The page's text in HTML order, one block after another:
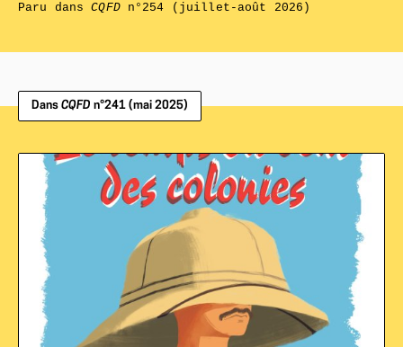
Paru dansCQFDn°254 (juillet-août 2026)
Dans CQFD n°241 (mai 2025)